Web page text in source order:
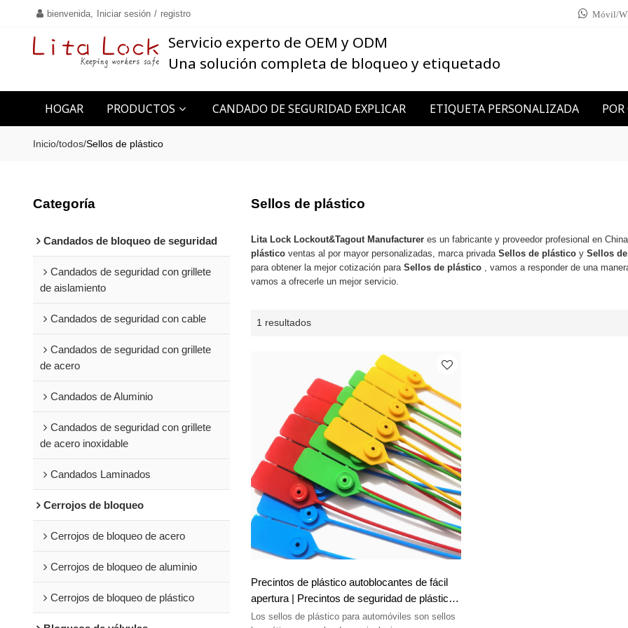
bienvenida, Iniciar sesión / registro Móvil/
Servicio experto de OEM y ODM
Una solución completa de bloqueo y etiquetado
HOGAR PRODUCTOS CANDADO DE SEGURIDAD EXPLICAR ETIQUETA PERSONALIZADA
CONTACTO
Inicio/todos/Sellos de plástico
Categoría
Candados de bloqueo de seguridad
Candados de seguridad con grillete
de aislamiento
Candados de seguridad con cable
Candados de seguridad con grillete
de acero
Candados de Aluminio
Candados de seguridad con grillete
de acero inoxidable
Candados Laminados
Cerrojos de bloqueo
Cerrojos de bloqueo de acero
Cerrojos de bloqueo de aluminio
Cerrojos de bloqueo de plástico
Sellos de plástico
Lita Lock Lockout&Tagout Manufacturer es un fabricante y proveedor profesional en
plástico ventas al por mayor personalizadas, marca privadaSellos de plástico ySellos
para obtener la mejor cotización paraSellos de plástico , vamos a responder de una
vamos a ofrecerle un mejor servicio.
1 resultados
Precintos de plástico autoblocantes de fácil
apertura | Precintos de seguridad de plástico
desechables | Litalock Manufacturing
Los sellos de plástico para automóviles son sellos